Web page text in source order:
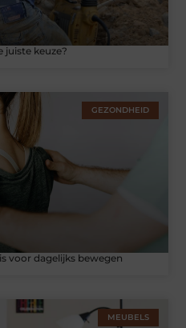
juiste keuze?
GEZONDHEID
voor dagelijks bewegen
MEUBELS